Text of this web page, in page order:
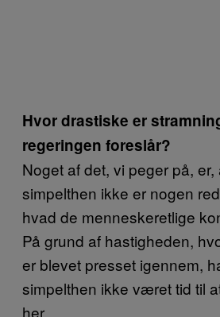
Hvor drastiske er
regeringen foreslår?
Noget af det, vi peger på, er,
simpelthen ikke er nogen
hvad de menneskeretlige
På grund af hastigheden,
er blevet presset igennem,
simpelthen ikke været tid til
her.